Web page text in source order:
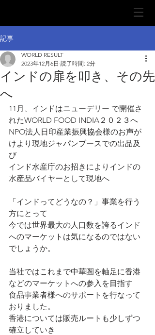
記事
インドの扉を叩き、その先
へ
WORLD RESULT
2023年12月6日 読了時間: 2分
11月、インドはニューデリー で開催さ
れたWORLD FOOD INDIA２０２３へ
NPO法人日印産業振興協会様のお声が
けより現地ジャパンブースでの出品及
び
インド水産庁のお招きによりインドの
水産品バイヤーとして現地へ
「インドってどうなの？」事業を行う
方にとって
今では世界最大の人口数を誇るインド
へのマーケットは気になるのではない
でしょうか。
当社ではこれまで中華圏を軸足に香港
などのマーケットへの参入を目指す
食品事業者様へのサポートを行なって
おりました。
香港については販売ルートも少しずつ
確立していき